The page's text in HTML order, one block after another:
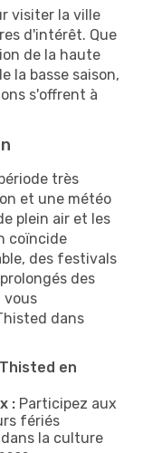
visiter la ville
d'intérêt. Que
de la haute
la basse saison,
s'offrent à
très
et une météo
plein air et les
coïncide
des festivals
des
vous
dans
en
: Participez aux
fériés
la culture